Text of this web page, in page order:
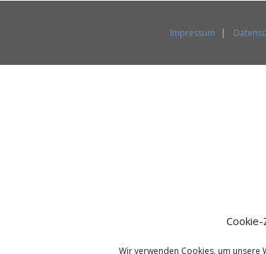
Wir verwenden Cookies, um unsere
Impressum